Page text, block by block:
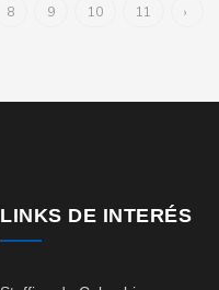
8 9 10 11 ›
LINKS DE INTERÉS